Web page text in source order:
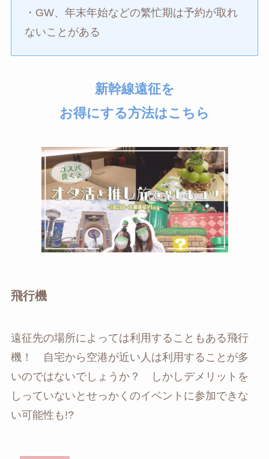
・GW、年末年始などの繁忙期は予約が取れ
ないことがある
新幹線遠征を
お得にする方法はこちら
飛行機
遠征先の場所によっては利用することもある飛行
機！ 自宅から空港が近い人は利用することが多
いのではないでしょうか？ しかしデメリットを
しっていないとせっかくのイベントに参加できな
い可能性も!?